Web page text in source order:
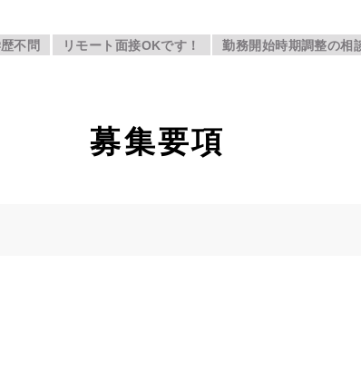
不問 リモート面接OKです！ 勤務開始時期調整の相
募集要項